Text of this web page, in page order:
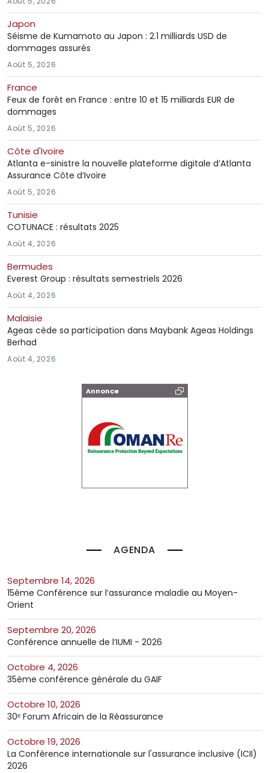
Annonce
AGENDA
septembre 14, 2026
15ème Conférence sur l’assurance maladie au Moyen-
Orient
septembre 20, 2026
Conférence annuelle de l’IUMI - 2026
octobre 4, 2026
35ème conférence générale du GAIF
octobre 10, 2026
30ᵉ Forum Africain de la Réassurance
octobre 19, 2026
La Conférence internationale sur l'assurance inclusive (ICII)
2026
Japon
Séisme de Kumamoto au Japon : 2.1 milliards USD de
dommages assurés
Août 5, 2026
France
Feux de forêt en France : entre 10 et 15 milliards EUR de
dommages
Août 5, 2026
Côte d'Ivoire
Atlanta e-sinistre la nouvelle plateforme digitale d’Atlanta
Assurance Côte d’Ivoire
Août 5, 2026
Tunisie
COTUNACE : résultats 2025
Août 4, 2026
Bermudes
Everest Group : résultats semestriels 2026
Août 4, 2026
Malaisie
Ageas cède sa participation dans Maybank Ageas Holdings
Berhad
Août 4, 2026